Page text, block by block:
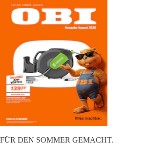
FÜR DEN SOMMER GEMACHT.